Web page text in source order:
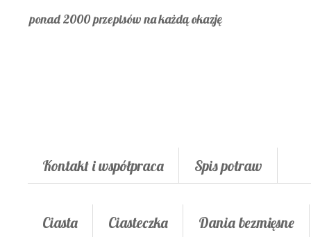
ponad 2000 przepisów na każdą okazję
Kontakt i współpraca Spis potraw
Ciasta Ciasteczka
Dania bezmięsne